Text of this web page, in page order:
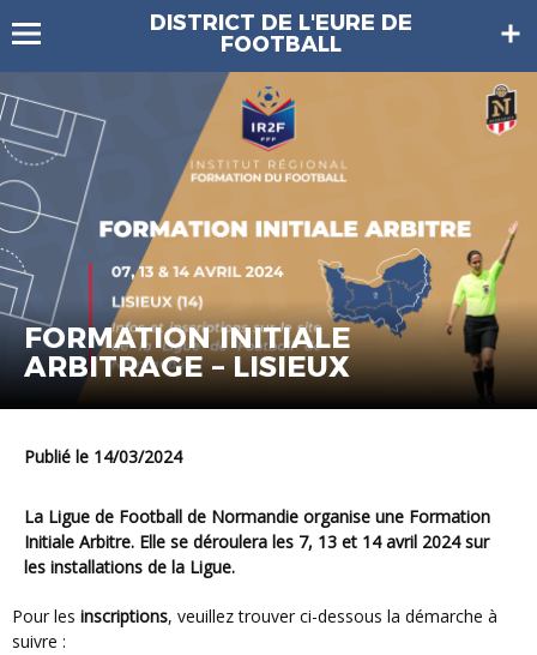
DISTRICT DE L'EURE DE
FOOTBALL
FORMATION INITIALE
ARBITRAGE – LISIEUX
Publié le 14/03/2024
La Ligue de Football de Normandie organise une Formation
Initiale Arbitre. Elle se déroulera les 7, 13 et 14 avril 2024 sur
les installations de la Ligue.
Pour les inscriptions, veuillez trouver ci-dessous la démarche à
suivre :